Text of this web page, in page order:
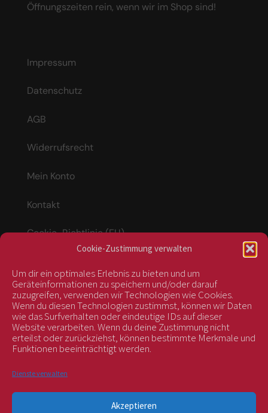
Cookie-Zustimmung verwalten
Um dir ein optimales Erlebnis zu bieten und um
Geräteinformationen zu speichern und/oder darauf
zuzugreifen, verwenden wir Technologien wie Cookies.
Wenn du diesen Technologien zustimmst, können wir Daten
wie das Surfverhalten oder eindeutige IDs auf dieser
Website verarbeiten. Wenn du deine Zustimmung nicht
erteilst oder zurückziehst, können bestimmte Merkmale und
Funktionen beeinträchtigt werden.
Dienste verwalten
Akzeptieren
Öffnungszeiten rein, wenn wir im Shop sind!
Impressum
Datenschutz
AGB
Widerrufsrecht
Mein Konto
Kontakt
Cookie-Richtlinie (EU)
Vertrag widerrufen
kontrolliert durch: